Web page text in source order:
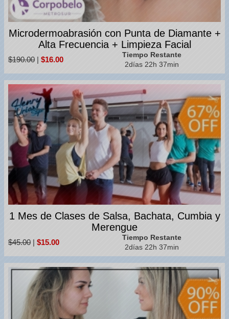
Microdermoabrasión con Punta de Diamante +
Alta Frecuencia + Limpieza Facial
$190.00 | $16.00
Tiempo Restante
2días 22h 37min
1 Mes de Clases de Salsa, Bachata, Cumbia y
Merengue
$45.00 | $15.00
Tiempo Restante
2días 22h 37min